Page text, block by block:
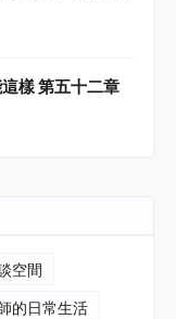
樣 第五十二章
空間
的日常生活